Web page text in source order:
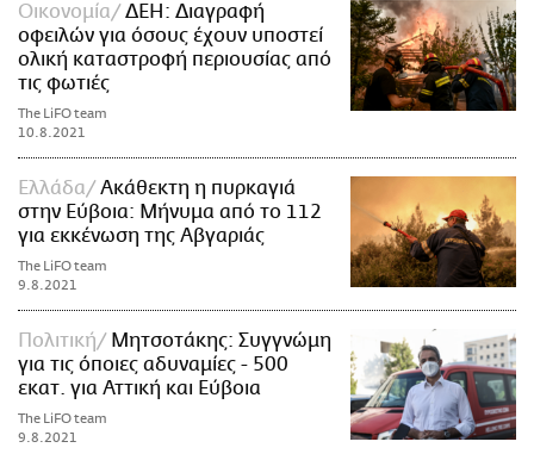
Οικονομία
ΔΕΗ: Διαγραφή
οφειλών για όσους έχουν υποστεί
ολική καταστροφή περιουσίας από
τις φωτιές
The LiFO team
10.8.2021
Ελλάδα
Ακάθεκτη η πυρκαγιά
στην Εύβοια: Μήνυμα από το 112
για εκκένωση της Αβγαριάς
The LiFO team
9.8.2021
Πολιτική
Μητσοτάκης: Συγγνώμη
για τις όποιες αδυναμίες - 500
εκατ. για Αττική και Εύβοια
The LiFO team
9.8.2021